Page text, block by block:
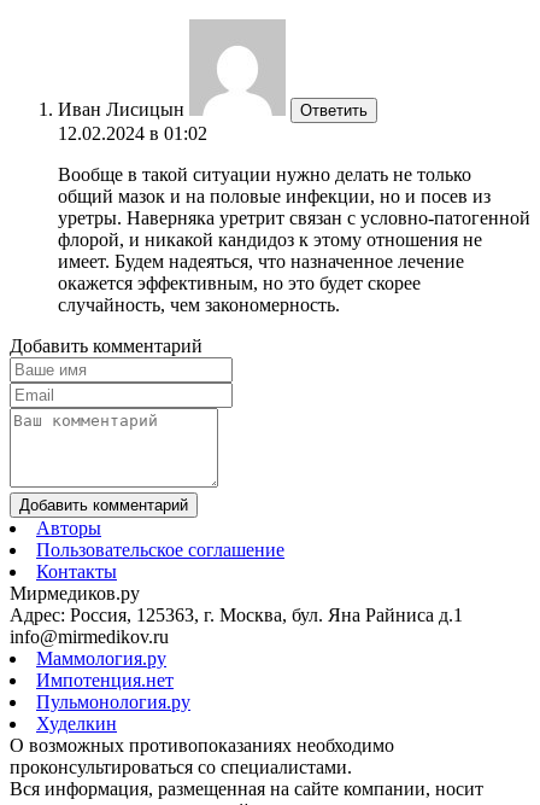
Иван Лисицын Ответить
12.02.2024 в 01:02
Вообще в такой ситуации нужно делать не только
общий мазок и на половые инфекции, но и посев из
уретры. Наверняка уретрит связан с условно-патогенной
флорой, и никакой кандидоз к этому отношения не
имеет. Будем надеяться, что назначенное лечение
окажется эффективным, но это будет скорее
случайность, чем закономерность.
Добавить комментарий
Добавить комментарий
Авторы
Пользовательское соглашение
Контакты
Мирмедиков.ру
Адрес: Россия, 125363, г. Москва, бул. Яна Райниса д.1
info@mirmedikov.ru
Маммология.ру
Импотенция.нет
Пульмонология.ру
Худелкин
О возможных противопоказаниях необходимо
проконсультироваться со специалистами.
Вся информация, размещенная на сайте компании, носит